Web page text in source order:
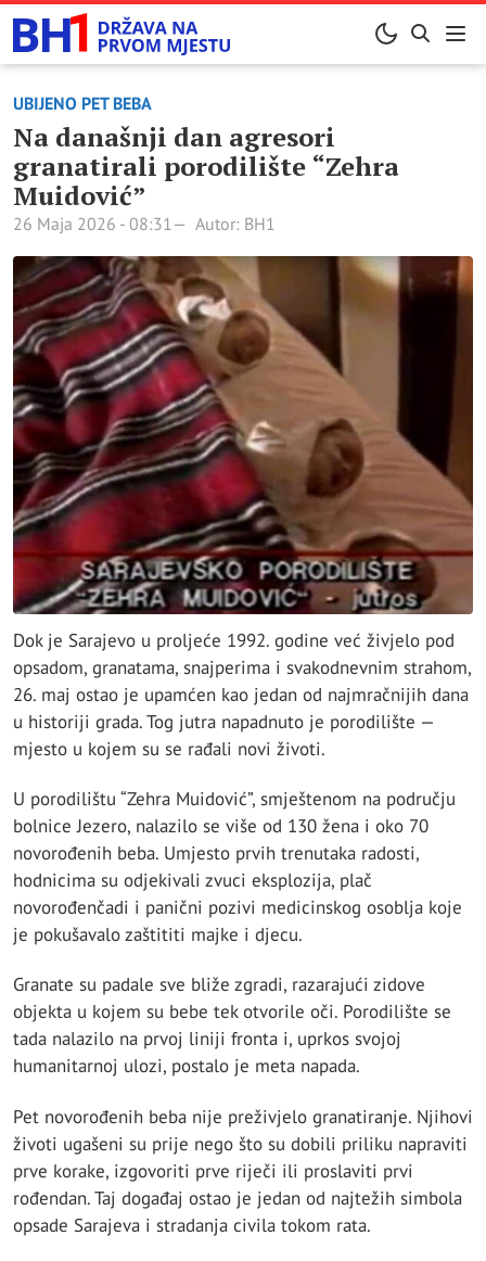
UBIJENO PET BEBA
Na današnji dan agresori
granatirali porodilište “Zehra
Muidović”
26 Maja 2026 - 08:31 Autor: BH1
Dok je Sarajevo u proljeće 1992. godine već živjelo pod
opsadom, granatama, snajperima i svakodnevnim strahom,
26. maj ostao je upamćen kao jedan od najmračnijih dana
u historiji grada. Tog jutra napadnuto je porodilište —
mjesto u kojem su se rađali novi životi.
U porodilištu “Zehra Muidović”, smještenom na području
bolnice Jezero, nalazilo se više od 130 žena i oko 70
novorođenih beba. Umjesto prvih trenutaka radosti,
hodnicima su odjekivali zvuci eksplozija, plač
novorođenčadi i panični pozivi medicinskog osoblja koje
je pokušavalo zaštititi majke i djecu.
Granate su padale sve bliže zgradi, razarajući zidove
objekta u kojem su bebe tek otvorile oči. Porodilište se
tada nalazilo na prvoj liniji fronta i, uprkos svojoj
humanitarnoj ulozi, postalo je meta napada.
Pet novorođenih beba nije preživjelo granatiranje. Njihovi
životi ugašeni su prije nego što su dobili priliku napraviti
prve korake, izgovoriti prve riječi ili proslaviti prvi
rođendan. Taj događaj ostao je jedan od najtežih simbola
opsade Sarajeva i stradanja civila tokom rata.